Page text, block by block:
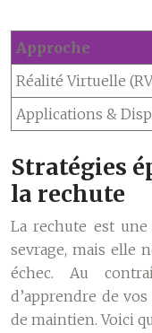
Approche
Réalité Virtuelle
Applications &
Stratégies
la rechute
La rechute est une
sevrage, mais elle
échec. Au
d’apprendre de
de maintien. Voici